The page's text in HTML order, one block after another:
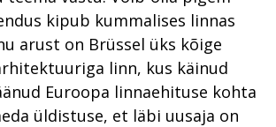
kipub kummalises linnas
arust on Brüssel üks kõige
linn, kus käinud
Euroopa linnaehituse kohta
üldistuse, et läbi uusaja on